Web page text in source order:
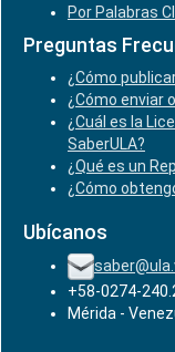
Por Palabras
Preguntas
¿Cómo
¿Cómo enviar
¿Cuál es la
SaberULA?
¿Qué es un
¿Cómo
Ubícanos
+58-0274-
Mérida -